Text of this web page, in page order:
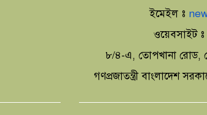
ইমেইল ঃ
ওয়েবসাইট ঃ
৮/৪-এ, তোপখানা রোড,
গণপ্রজাতন্ত্রী বাংলাদেশ